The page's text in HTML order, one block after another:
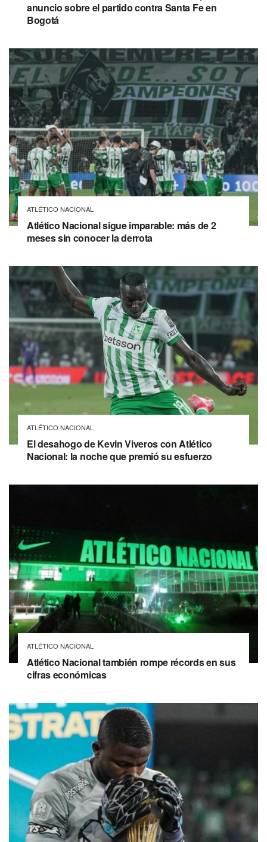
anuncio sobre el partido contra Santa Fe en
Bogotá
ATLÉTICO NACIONAL
Atlético Nacional sigue imparable: más de 2
meses sin conocer la derrota
ATLÉTICO NACIONAL
El desahogo de Kevin Viveros con Atlético
Nacional: la noche que premió su esfuerzo
ATLÉTICO NACIONAL
Atlético Nacional también rompe récords en sus
cifras económicas